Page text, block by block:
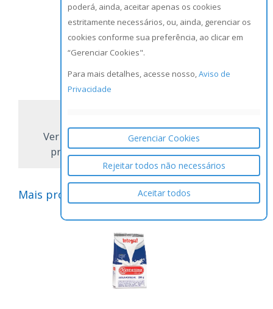
NCM:2005.99.00
GTIN/EAN: 7896102583038
Ver todos os
produtos
Mais produtos da MarcaLA SERENISSIMA
poderá, ainda, aceitar apenas os cookies
estritamente necessários, ou, ainda, gerenciar os
cookies conforme sua preferência, ao clicar em
“Gerenciar Cookies".
Para mais detalhes, acesse nosso,Aviso de
Privacidade
Gerenciar Cookies
Rejeitar todos não necessários
Aceitar todos